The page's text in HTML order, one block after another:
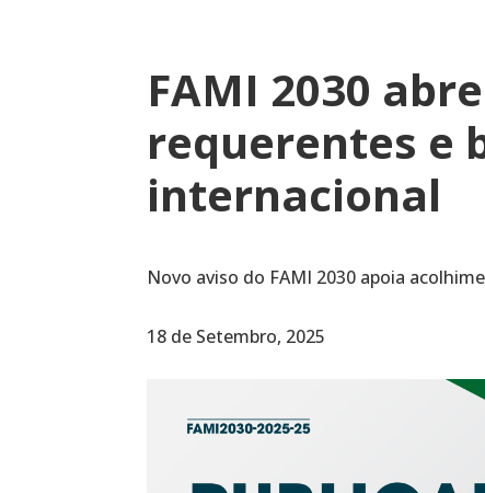
FAMI 2030
requerentes e
internacional
Novo aviso do FAMI 2030 apoia
18 de Setembro, 2025